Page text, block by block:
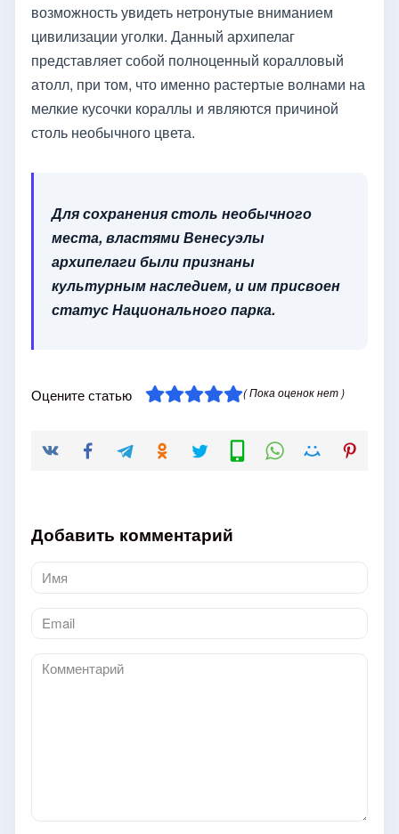
возможность увидеть нетронутые вниманием
цивилизации уголки. Данный архипелаг
представляет собой полноценный коралловый
атолл, при том, что именно растертые волнами на
мелкие кусочки кораллы и являются причиной
столь необычного цвета.
Для сохранения столь необычного
места, властями Венесуэлы
архипелаги были признаны
культурным наследием, и им присвоен
статус Национального парка.
Оцените статью ( Пока оценок нет )
Добавить комментарий
Имя
*
Email
*
Комментарий